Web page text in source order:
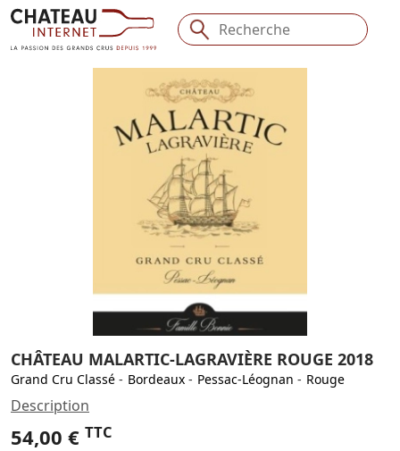
CHÂTEAU MALARTIC-LAGRAVIÈRE ROUGE 2018
Grand Cru Classé - Bordeaux - Pessac-Léognan - Rouge
Description
54,00 € TTC